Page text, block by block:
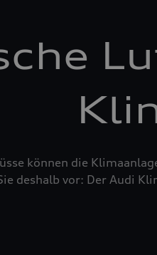
können die
deshalb vor: Der Audi